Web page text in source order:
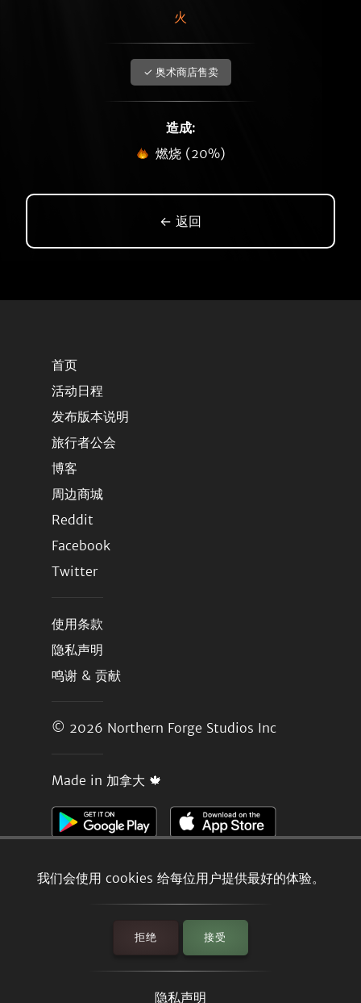
我们会使用 cookies 给每位用户提供最好的体验。
拒绝 接受
隐私声明
火
✓ 奥术商店售卖
造成:
燃烧 (20%)
← 返回
首页
活动日程
发布版本说明
旅行者公会
博客
周边商城
Reddit
Facebook
Twitter
使用条款
隐私声明
鸣谢 & 贡献
© 2026 Northern Forge Studios Inc
Made in 加拿大 🍁